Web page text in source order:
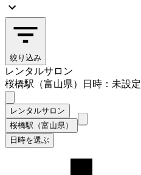
絞り込み
レンタルサロン
桜橋駅（富山県）
日時：未設定
レンタルサロン
桜橋駅（富山県）
日時を選ぶ